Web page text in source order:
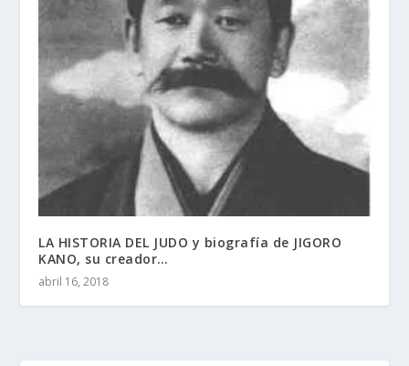
LA HISTORIA DEL JUDO y biografía de JIGORO
KANO, su creador…
abril 16, 2018